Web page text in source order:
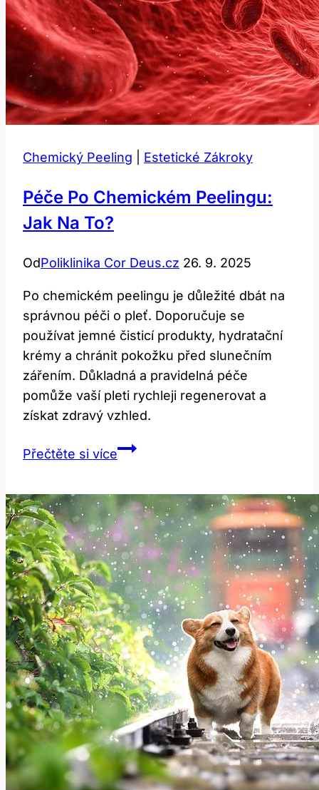
Chemický Peeling Estetické Zákroky
Péče Po Chemickém Peelingu:
Jak Na To?
OdPoliklinika Cor Deus.cz 26. 9. 2025
Po chemickém peelingu je důležité dbát na
správnou péči o pleť. Doporučuje se
používat jemné čisticí produkty, hydratační
krémy a chránit pokožku před slunečním
zářením. Důkladná a pravidelná péče
pomůže vaší pleti rychleji regenerovat a
získat zdravý vzhled.
Přečtěte si vícePéče
Peelingu:
Jak
na
To?